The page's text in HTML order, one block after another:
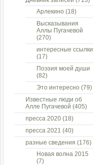
Арлекино (18)
Высказывания
Аллы Пугачевой
(270)
интересные ссылки
(17)
Поэзия моей души
(82)
Это интересно (79)
Известные люди об
Алле Пугачевой (405)
пресса 2020 (18)
пресса 2021 (40)
разные сведения (176)
Новая волна 2015
(7)